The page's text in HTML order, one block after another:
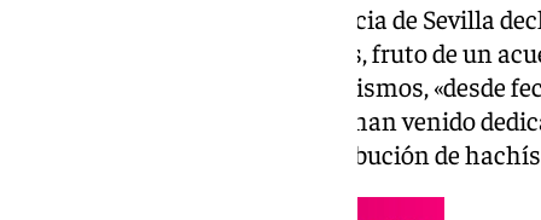
La Sección Tercera de la Audiencia de Sevilla
reconocimiento de los acusados, fruto de un
defensas y la Fiscalía, que los mismos, «desde
caso antes de enero de 2016, se han venido
almacenamiento, venta y distribución de